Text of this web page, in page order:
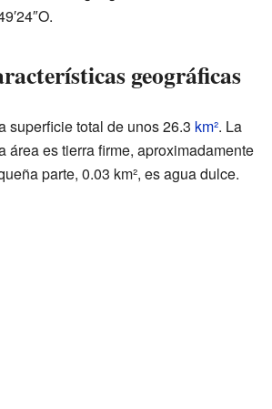
geográficas
superficie total de unos 26.3 km². La
área es tierra firme, aproximadamente
parte, 0.03 km², es agua dulce.